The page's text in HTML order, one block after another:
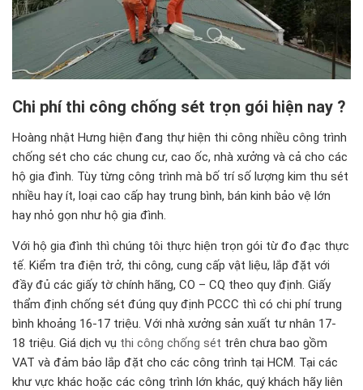
Chi phí thi công chống sét trọn gói hiện nay ?
Hoàng nhật Hưng hiện đang thự hiện thi công nhiều công trình
chống sét cho các chung cư, cao ốc, nhà xưởng và cả cho các
hộ gia đình. Tùy từng công trình mà bố trí số lượng kim thu sét
nhiều hay ít, loại cao cấp hay trung bình, bán kinh bảo vệ lớn
hay nhỏ gọn như hộ gia đình.
Với hộ gia đình thì chúng tôi thực hiện trọn gói từ đo đạc thực
tế. Kiểm tra điện trở, thi công, cung cấp vật liệu, lắp đặt với
đầy đủ các giấy tờ chính hãng, CO – CQ theo quy định. Giấy
thẩm định chống sét đúng quy định PCCC thì có chi phí trung
bình khoảng 16-17 triệu. Với nhà xưởng sản xuất tư nhân 17-
18 triệu. Giá dịch vụ thi công chống sét trên chưa bao gồm
VAT và đảm bảo lắp đặt cho các công trình tại HCM. Tại các
khư vực khác hoặc các công trình lớn khác, quý khách hãy liên